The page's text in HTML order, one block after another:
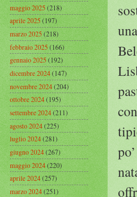
maggio 2025(218)
aprile 2025(197)
marzo 2025(218)
febbraio 2025(166)
gennaio 2025(192)
dicembre 2024(147)
novembre 2024(204)
ottobre 2024(195)
settembre 2024(211)
agosto 2024(225)
luglio 2024(281)
giugno 2024(267)
maggio 2024(220)
aprile 2024(257)
marzo 2024(251)